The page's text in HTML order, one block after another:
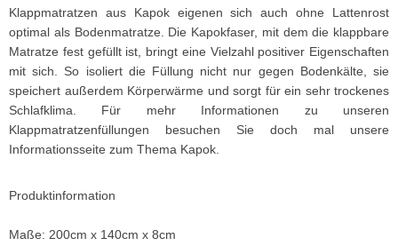
Klappmatratzen aus Kapok eigenen sich auch ohne Lattenrost
optimal als Bodenmatratze. Die Kapokfaser, mit dem die klappbare
Matratze fest gefüllt ist, bringt eine Vielzahl positiver Eigenschaften
mit sich. So isoliert die Füllung nicht nur gegen Bodenkälte, sie
speichert außerdem Körperwärme und sorgt für ein sehr trockenes
Schlafklima. Für mehr Informationen zu unseren
Klappmatratzenfüllungen besuchen Sie doch mal unsere
Informationsseite zum Thema Kapok.
Produktinformation
Maße: 200cm x 140cm x 8cm